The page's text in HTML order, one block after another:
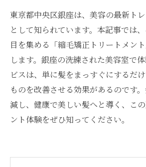
東京都中央区銀座は、美容の最新ト
として知られています。本記事では
目を集める「縮毛矯正トリートメン
します。銀座の洗練された美容室で
ビスは、単に髪をまっすぐにするだ
ものを改善させる効果があるのです
減し、健康で美しい髪へと導く、こ
ント体験をぜひ知ってください。